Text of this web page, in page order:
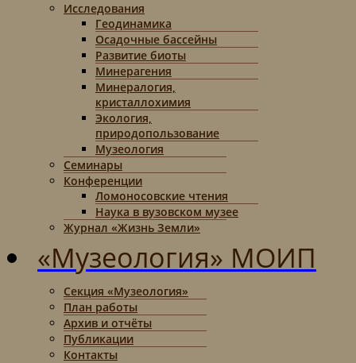
Исследования
Геодинамика
Осадочные бассейны
Развитие биоты
Минерагения
Минералогия,
кристаллохимия
Экология,
природопользование
Музеология
Семинары
Конференции
Ломоносовские чтения
Наука в вузовском музее
Журнал «Жизнь Земли»
«Музеология» МОИП
Секция «Музеология»
План работы
Архив и отчёты
Публикации
Контакты